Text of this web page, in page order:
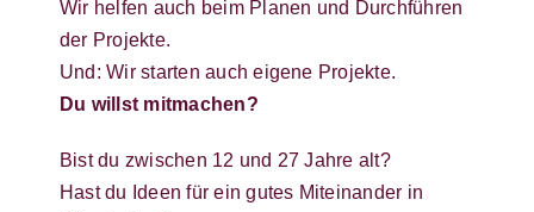
Wir helfen auch beim Planen und Durchführen
der Projekte.
Und: Wir starten auch eigene Projekte.
Du willst mitmachen?
Bist du zwischen 12 und 27 Jahre alt?
Hast du Ideen für ein gutes Miteinander in